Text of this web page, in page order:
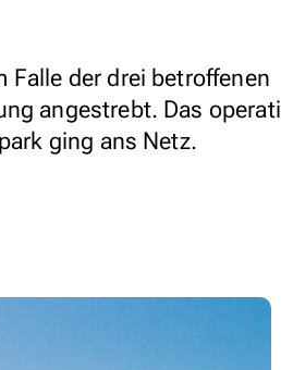
der drei betroffenen
angestrebt. Das
ging ans Netz.